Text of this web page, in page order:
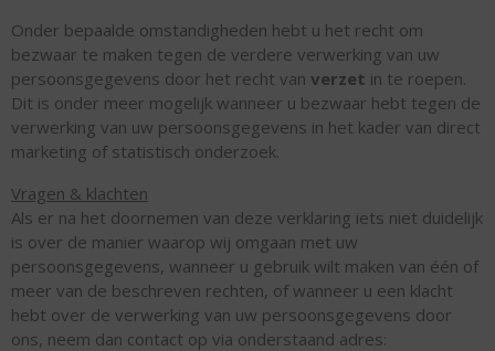
Onder bepaalde omstandigheden hebt u het recht om
bezwaar te maken tegen de verdere verwerking van uw
persoonsgegevens door het recht van verzet in te roepen.
Dit is onder meer mogelijk wanneer u bezwaar hebt tegen de
verwerking van uw persoonsgegevens in het kader van direct
marketing of statistisch onderzoek.
Vragen & klachten
Als er na het doornemen van deze verklaring iets niet duidelijk
is over de manier waarop wij omgaan met uw
persoonsgegevens, wanneer u gebruik wilt maken van één of
meer van de beschreven rechten, of wanneer u een klacht
hebt over de verwerking van uw persoonsgegevens door
ons, neem dan contact op via onderstaand adres: